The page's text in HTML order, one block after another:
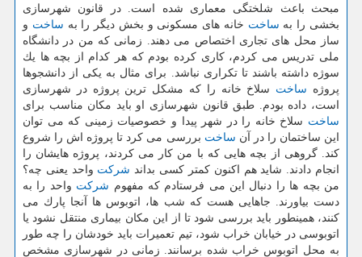
مبحث باعث شلختگی معماری شده است. در قانون شهرسازی
بخشی را به ساخت خانه های مسكونی و بخش دیگر را به ساخت و
ساز محل های تجاری اختصاص می دهند. زمانی كه من در دانشگاه
ملی تدریس می كردم، كاری كرده بودم كه هر كدام از بچه ها یك
سوژه داشته باشند تا تكراری نباشد. برای مثال به یكی از دانشجوها
پروژه ساخت سلاخ خانه را كه مشكل ترین پروژه در شهرسازی
است، داده بودم. طبق قانون شهرسازی او باید مكان مناسب برای
ساخت سلاخ خانه را در شهر پیدا و خصوصیات زمینی كه می توان
این ساختمان را در آن ساخت بررسی می كرد تا پروژه اش را شروع
كند. گروهی از بچه هایی كه با من كار می كردند، پروژه هایشان را
انجام دادند. شاید هم اكنون كمتر كسی بداند شركت واحد یعنی چه؟
من بچه ها را دنبال این می فرستادم كه مفهوم شركت واحد را به
دست بیاورند. جاهایی هست كه شب ها، اتوبوس ها آنجا پارك می
كنند، همینطور باید بررسی شود تا از این مكان بیماری منتقل نشود یا
اتوبوسی در خیابان خراب شود، تیم تعمیرات باید خودشان را چه طور
به محل اتوبوس خراب شده برسانند. زمانی در شهرسازی مشخص